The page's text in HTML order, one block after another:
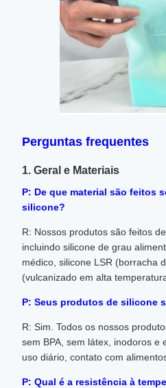
Perguntas frequentes
1. Geral e Materiais
P: De que material são feitos
silicone?
R: Nossos produtos são feitos
incluindo silicone de grau
médico, silicone LSR (borracha
(vulcanizado em alta
P: Seus produtos de silicone
R: Sim. Todos os nossos
sem BPA, sem látex, inodoros e
uso diário, contato com
P: Qual é a resistência à